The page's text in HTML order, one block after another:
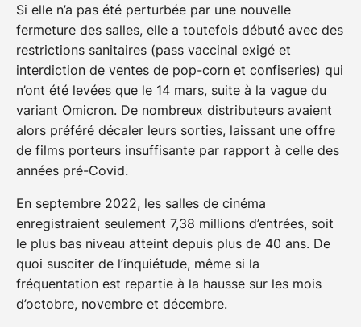
Si elle n’a pas été perturbée par une nouvelle
fermeture des salles, elle a toutefois débuté avec des
restrictions sanitaires (pass vaccinal exigé et
interdiction de ventes de pop-corn et confiseries) qui
n’ont été levées que le 14 mars, suite à la vague du
variant Omicron. De nombreux distributeurs avaient
alors préféré décaler leurs sorties, laissant une offre
de films porteurs insuffisante par rapport à celle des
années pré-Covid.
En septembre 2022, les salles de cinéma
enregistraient seulement 7,38 millions d’entrées, soit
le plus bas niveau atteint depuis plus de 40 ans. De
quoi susciter de l’inquiétude, même si la
fréquentation est repartie à la hausse sur les mois
d’octobre, novembre et décembre.